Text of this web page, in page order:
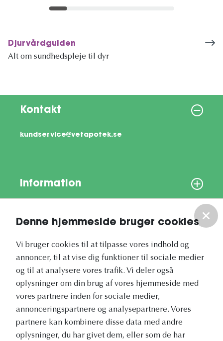
Denne hjemmeside bruger cookies
Vi bruger cookies til at tilpasse vores indhold og
annoncer, til at vise dig funktioner til sociale medier
og til at analysere vores trafik. Vi deler også
oplysninger om din brug af vores hjemmeside med
vores partnere inden for sociale medier,
annonceringspartnere og analysepartnere. Vores
partnere kan kombinere disse data med andre
oplysninger, du har givet dem, eller som de har
Djurvårdguiden
Alt om sundhedspleje til dyr
Kontakt
kundservice@vetapotek.se
Information
Vores nyhedsbrev
Vetapotek.dk er en del af
Evidensia
Dyresundhedspleje